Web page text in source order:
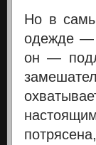
Но в
одежде —
он —